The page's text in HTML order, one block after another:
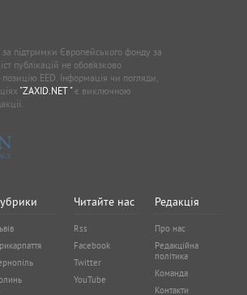
підтримки Європейського фонду за
публікацій не обов’язково
EED. Інформація чи погляди,
"ZAXID.NET "є виключною
Читайте нас
Rss
Facebook
Twitter
YouTube
Редакція
Про нас
Редакційна
політика
Команда
Контакти